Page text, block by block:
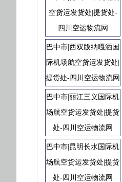
空货运发货处|提货处-
四川空运物流网
巴中市|西双版纳嘎洒国
际机场航空货运发货处|
提货处-四川空运物流网
巴中市|丽江三义国际机
场航空货运发货处|提货
处-四川空运物流网
巴中市|昆明长水国际机
场航空货运发货处|提货
处-四川空运物流网